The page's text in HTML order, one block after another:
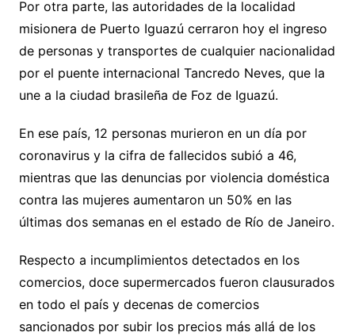
Por otra parte, las autoridades de la localidad
misionera de Puerto Iguazú cerraron hoy el ingreso
de personas y transportes de cualquier nacionalidad
por el puente internacional Tancredo Neves, que la
une a la ciudad brasileña de Foz de Iguazú.
En ese país, 12 personas murieron en un día por
coronavirus y la cifra de fallecidos subió a 46,
mientras que las denuncias por violencia doméstica
contra las mujeres aumentaron un 50% en las
últimas dos semanas en el estado de Río de Janeiro.
Respecto a incumplimientos detectados en los
comercios, doce supermercados fueron clausurados
en todo el país y decenas de comercios
sancionados por subir los precios más allá de los